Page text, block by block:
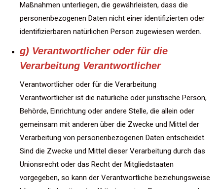
Maßnahmen unterliegen, die gewährleisten, dass die
personenbezogenen Daten nicht einer identifizierten oder
identifizierbaren natürlichen Person zugewiesen werden.
g) Verantwortlicher oder für die
Verarbeitung Verantwortlicher
Verantwortlicher oder für die Verarbeitung
Verantwortlicher ist die natürliche oder juristische Person,
Behörde, Einrichtung oder andere Stelle, die allein oder
gemeinsam mit anderen über die Zwecke und Mittel der
Verarbeitung von personenbezogenen Daten entscheidet.
Sind die Zwecke und Mittel dieser Verarbeitung durch das
Unionsrecht oder das Recht der Mitgliedstaaten
vorgegeben, so kann der Verantwortliche beziehungsweise